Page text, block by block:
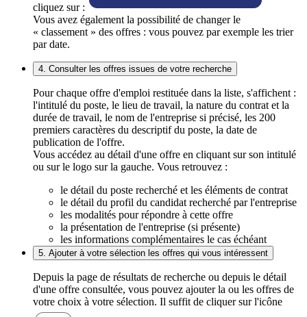
cliquez sur :
Vous avez également la possibilité de changer le
« classement » des offres : vous pouvez par exemple les trier
par date.
4. Consulter les offres issues de votre recherche
Pour chaque offre d'emploi restituée dans la liste, s'affichent :
l'intitulé du poste, le lieu de travail, la nature du contrat et la
durée de travail, le nom de l'entreprise si précisé, les 200
premiers caractères du descriptif du poste, la date de
publication de l'offre.
Vous accédez au détail d'une offre en cliquant sur son intitulé
ou sur le logo sur la gauche. Vous retrouvez :
le détail du poste recherché et les éléments de contrat
le détail du profil du candidat recherché par l'entreprise
les modalités pour répondre à cette offre
la présentation de l'entreprise (si présente)
les informations complémentaires le cas échéant
5. Ajouter à votre sélection les offres qui vous intéressent
Depuis la page de résultats de recherche ou depuis le détail
d'une offre consultée, vous pouvez ajouter la ou les offres de
votre choix à votre sélection. Il suffit de cliquer sur l'icône